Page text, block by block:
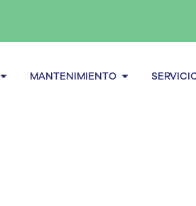
Abrir almacenamiento
MANTENIMIENTO Abrir